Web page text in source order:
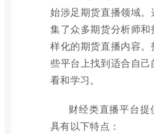
始涉足期货直播领域
集了众多期货分析师
样化的期货直播内容
些平台上找到适合自
看和学习。
财经类直播平台提
具有以下特点：